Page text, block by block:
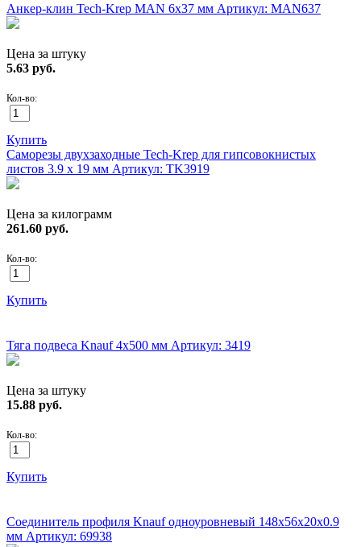
Анкер-клин Tech-Krep MAN 6х37 мм Артикул: MAN637
Цена за штуку
5.63 руб.
Кол-во:
Купить
Саморезы двухзаходные Tech-Krep для гипсовокнистых
листов 3.9 х 19 мм Артикул: TK3919
Цена за килограмм
261.60 руб.
Кол-во:
Купить
Тяга подвеса Knauf 4х500 мм Артикул: 3419
Цена за штуку
15.88 руб.
Кол-во:
Купить
Соединитель профиля Knauf одноуровневый 148х56х20х0.9
мм Артикул: 69938